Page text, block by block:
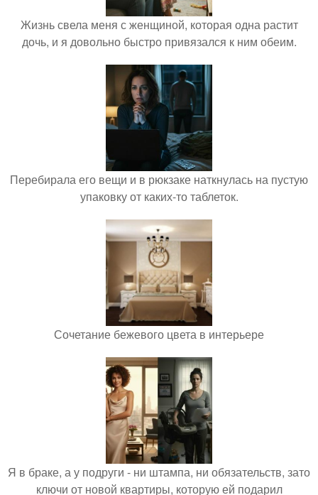
Жизнь свела меня с женщиной, которая одна растит
дочь, и я довольно быстро привязался к ним обеим.
Перебирала его вещи и в рюкзаке наткнулась на пустую
упаковку от каких-то таблеток.
Сочетание бежевого цвета в интерьере
Я в браке, а у подруги - ни штампа, ни обязательств, зато
ключи от новой квартиры, которую ей подарил